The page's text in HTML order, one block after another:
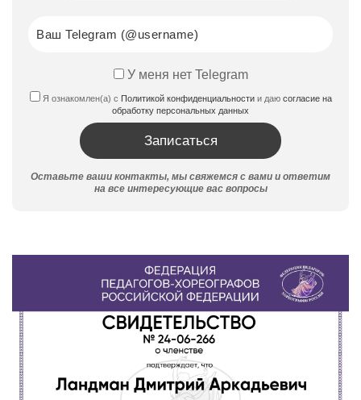
У меня нет Telegram
Я ознакомлен(а) с Политикой конфиденциальностии даю согласие на
обработку персональных данных
Оставьте ваши контакты, мы свяжемся с вами и ответим
на все интересующие вас вопросы